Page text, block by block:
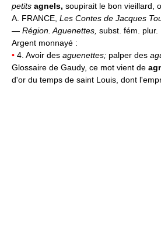
petits agnels, soupirait le bon vieillard,
A. FRANCE, Les Contes de Jacques
— Région. Aguenettes, subst. fém.
Argent monnayé :
• 4. Avoir des aguenettes; palper des
Glossaire de Gaudy, ce mot vient de
d'or du temps de saint Louis, dont